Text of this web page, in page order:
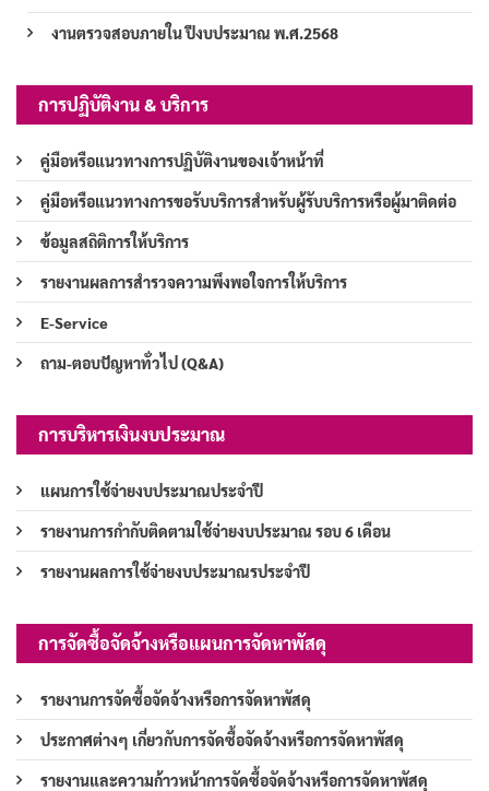
งานตรวจสอบภายใน ปีงบประมาณ พ.ศ.2568
การปฏิบัติงาน & บริการ
คู่มือหรือแนวทางการปฏิบัติงานของเจ้าหน้าที่
คู่มือหรือแนวทางการขอรับบริการสำหรับผู้รับบริการหรือผู้มาติดต่อ
ข้อมูลสถิติการให้บริการ
รายงานผลการสำรวจความพึงพอใจการให้บริการ
E-Service
ถาม-ตอบปัญหาทั่วไป (Q&A)
การบริหารเงินงบประมาณ
แผนการใช้จ่ายงบประมาณประจำปี
รายงานการกำกับติดตามใช้จ่ายงบประมาณ รอบ 6 เดือน
รายงานผลการใช้จ่ายงบประมาณรประจำปี
การจัดซื้อจัดจ้างหรือแผนการจัดหาพัสดุ
รายงานการจัดซื้อจัดจ้างหรือการจัดหาพัสดุ
ประกาศต่างๆ เกี่ยวกับการจัดซื้อจัดจ้างหรือการจัดหาพัสดุ
รายงานและความก้าวหน้าการจัดซื้อจัดจ้างหรือการจัดหาพัสดุ